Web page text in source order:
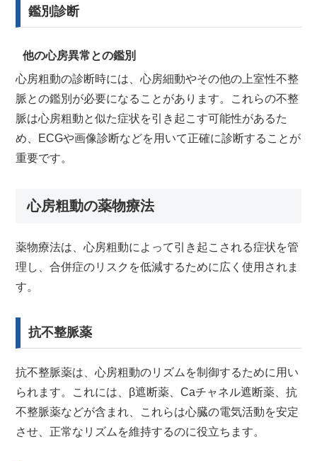
鑑別診断
他の心房異常との鑑別
心房粗動の診断時には、心房細動やその他の上室性不整
脈との鑑別が必要になることがあります。これらの不整
脈は心房粗動と似た症状を引き起こす可能性があるた
め、ECGや画像診断などを用いて正確に診断することが
重要です。
心房粗動の薬物療法
薬物療法は、心房粗動によって引き起こされる症状を管
理し、合併症のリスクを低減するために広く使用されま
す。
抗不整脈薬
抗不整脈薬は、心房粗動のリズムを制御するために用い
られます。これには、β遮断薬、Caチャネル遮断薬、抗
不整脈薬などが含まれ、これらは心臓の電気活動を安定
させ、正常なリズムを維持するのに役立ちます。